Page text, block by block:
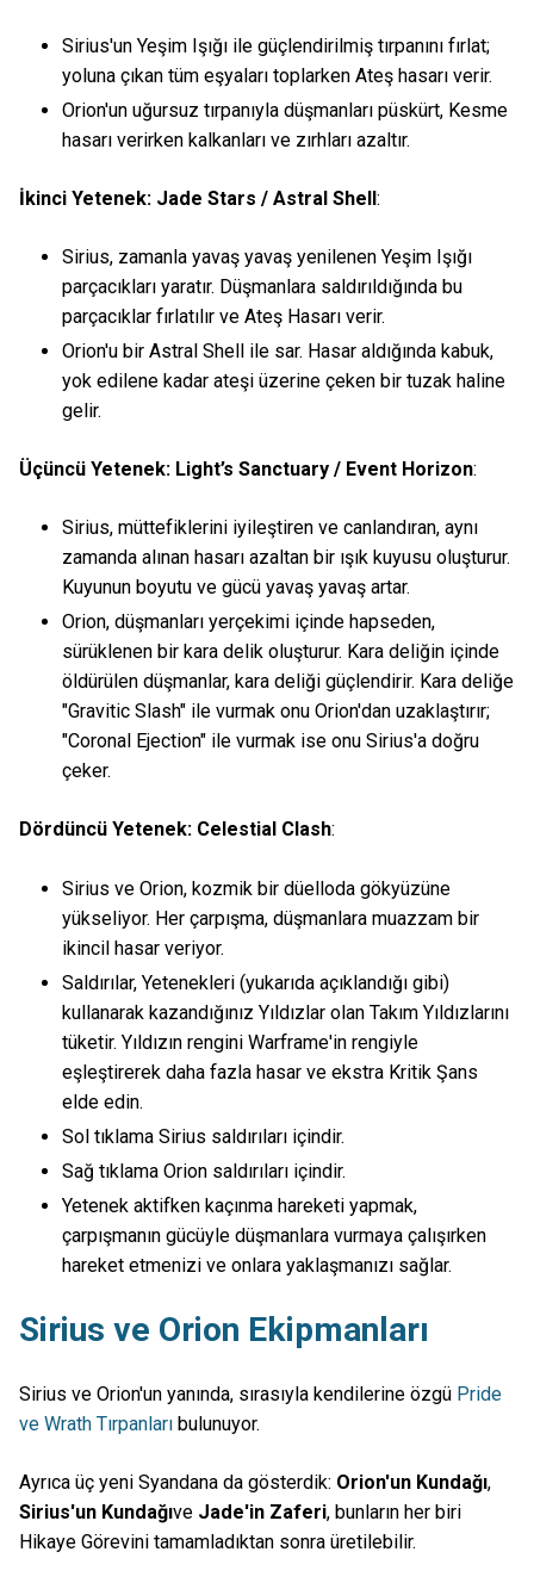
Sirius'un Yeşim Işığı ile güçlendirilmiş tırpanını fırlat;
yoluna çıkan tüm eşyaları toplarken Ateş hasarı verir.
Orion'un uğursuz tırpanıyla düşmanları püskürt, Kesme
hasarı verirken kalkanları ve zırhları azaltır.
İkinci Yetenek: Jade Stars / Astral Shell:
Sirius, zamanla yavaş yavaş yenilenen Yeşim Işığı
parçacıkları yaratır. Düşmanlara saldırıldığında bu
parçacıklar fırlatılır ve Ateş Hasarı verir.
Orion'u bir Astral Shell ile sar. Hasar aldığında kabuk,
yok edilene kadar ateşi üzerine çeken bir tuzak haline
gelir.
Üçüncü Yetenek: Light’s Sanctuary / Event Horizon:
Sirius, müttefiklerini iyileştiren ve canlandıran, aynı
zamanda alınan hasarı azaltan bir ışık kuyusu oluşturur.
Kuyunun boyutu ve gücü yavaş yavaş artar.
Orion, düşmanları yerçekimi içinde hapseden,
sürüklenen bir kara delik oluşturur. Kara deliğin içinde
öldürülen düşmanlar, kara deliği güçlendirir. Kara deliğe
"Gravitic Slash" ile vurmak onu Orion'dan uzaklaştırır;
"Coronal Ejection" ile vurmak ise onu Sirius'a doğru
çeker.
Dördüncü Yetenek: Celestial Clash:
Sirius ve Orion, kozmik bir düelloda gökyüzüne
yükseliyor. Her çarpışma, düşmanlara muazzam bir
ikincil hasar veriyor.
Saldırılar, Yetenekleri (yukarıda açıklandığı gibi)
kullanarak kazandığınız Yıldızlar olan Takım Yıldızlarını
tüketir. Yıldızın rengini Warframe'in rengiyle
eşleştirerek daha fazla hasar ve ekstra Kritik Şans
elde edin.
Sol tıklama Sirius saldırıları içindir.
Sağ tıklama Orion saldırıları içindir.
Yetenek aktifken kaçınma hareketi yapmak,
çarpışmanın gücüyle düşmanlara vurmaya çalışırken
hareket etmenizi ve onlara yaklaşmanızı sağlar.
Sirius ve Orion Ekipmanları
Sirius ve Orion'un yanında, sırasıyla kendilerine özgü Pride
ve Wrath Tırpanları bulunuyor.
Ayrıca üç yeni Syandana da gösterdik: Orion'un Kundağı,
Sirius'un Kundağıve Jade'in Zaferi, bunların her biri
Hikaye Görevini tamamladıktan sonra üretilebilir.